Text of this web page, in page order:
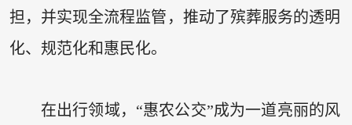
担，并实现全流程监管，推动了殡葬服务的透明
化、规范化和惠民化。
在出行领域，“惠农公交”成为一道亮丽的风